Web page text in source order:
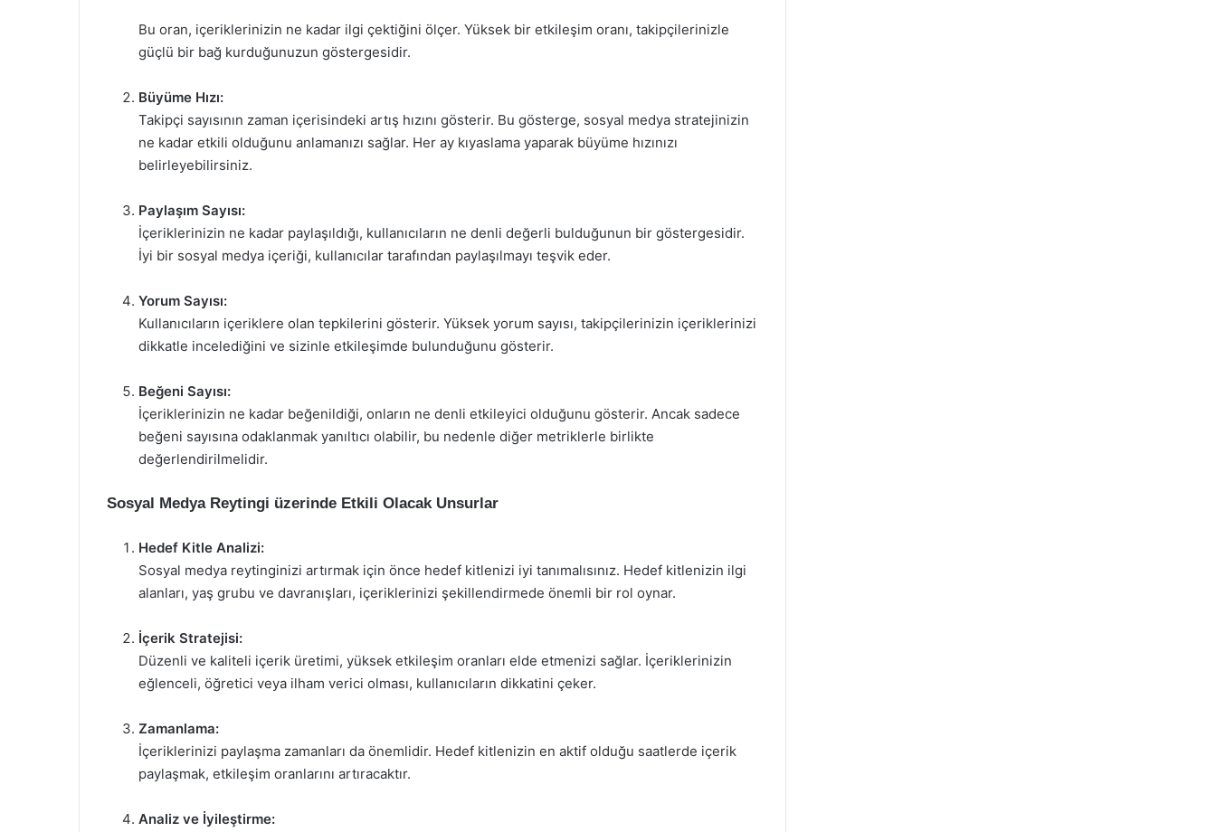
Bu oran, içeriklerinizin ne kadar ilgi çektiğini ölçer. Yüksek bir etkileşim oranı, takipçilerinizle
güçlü bir bağ kurduğunuzun göstergesidir.
Büyüme Hızı:
Takipçi sayısının zaman içerisindeki artış hızını gösterir. Bu gösterge, sosyal medya stratejinizin
ne kadar etkili olduğunu anlamanızı sağlar. Her ay kıyaslama yaparak büyüme hızınızı
belirleyebilirsiniz.
Paylaşım Sayısı:
İçeriklerinizin ne kadar paylaşıldığı, kullanıcıların ne denli değerli bulduğunun bir göstergesidir.
İyi bir sosyal medya içeriği, kullanıcılar tarafından paylaşılmayı teşvik eder.
Yorum Sayısı:
Kullanıcıların içeriklere olan tepkilerini gösterir. Yüksek yorum sayısı, takipçilerinizin içeriklerinizi
dikkatle incelediğini ve sizinle etkileşimde bulunduğunu gösterir.
Beğeni Sayısı:
İçeriklerinizin ne kadar beğenildiği, onların ne denli etkileyici olduğunu gösterir. Ancak sadece
beğeni sayısına odaklanmak yanıltıcı olabilir, bu nedenle diğer metriklerle birlikte
değerlendirilmelidir.
Sosyal Medya Reytingi üzerinde Etkili Olacak Unsurlar
Hedef Kitle Analizi:
Sosyal medya reytinginizi artırmak için önce hedef kitlenizi iyi tanımalısınız. Hedef kitlenizin ilgi
alanları, yaş grubu ve davranışları, içeriklerinizi şekillendirmede önemli bir rol oynar.
İçerik Stratejisi:
Düzenli ve kaliteli içerik üretimi, yüksek etkileşim oranları elde etmenizi sağlar. İçeriklerinizin
eğlenceli, öğretici veya ilham verici olması, kullanıcıların dikkatini çeker.
Zamanlama:
İçeriklerinizi paylaşma zamanları da önemlidir. Hedef kitlenizin en aktif olduğu saatlerde içerik
paylaşmak, etkileşim oranlarını artıracaktır.
Analiz ve İyileştirme: